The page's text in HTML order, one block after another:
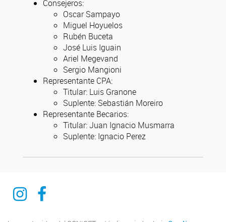
Consejeros:
Oscar Sampayo
Miguel Hoyuelos
Rubén Buceta
José Luis Iguain
Ariel Megevand
Sergio Mangioni
Representante CPA:
Titular: Luis Granone
Suplente: Sebastián Moreiro
Representante Becarios:
Titular: Juan Ignacio Musmarra
Suplente: Ignacio Perez
INSTAGRAM
FACEBOOK